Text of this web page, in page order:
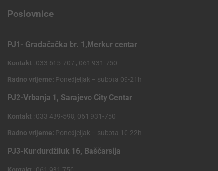
Poslovnice
PJ1- Gradačačka br. 1,Merkur centar
Kontakt : 033 615-707 , 061 931-750
Radno vrijeme: Ponedjeljak – subota 09-21h
PJ2-Vrbanja 1, Sarajevo City Centar
Kontakt : 033 489-598, 061 931-750
Radno vrijeme: Ponedjeljak – subota 10-22h
PJ3-Kundurdžiluk 16, Baščarsija